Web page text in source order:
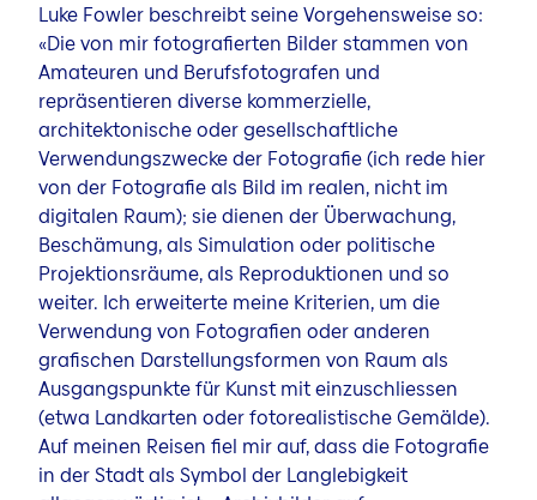
Luke Fowler beschreibt seine Vorgehensweise so:
«Die von mir fotografierten Bilder stammen von
Amateuren und Berufsfotografen und
repräsentieren diverse kommerzielle,
architektonische oder gesellschaftliche
Verwendungszwecke der Fotografie (ich rede hier
von der Fotografie als Bild im realen, nicht im
digitalen Raum); sie dienen der Überwachung,
Beschämung, als Simulation oder politische
Projektionsräume, als Reproduktionen und so
weiter. Ich erweiterte meine Kriterien, um die
Verwendung von Fotografien oder anderen
grafischen Darstellungsformen von Raum als
Ausgangspunkte für Kunst mit einzuschliessen
(etwa Landkarten oder fotorealistische Gemälde).
Auf meinen Reisen fiel mir auf, dass die Fotografie
in der Stadt als Symbol der Langlebigkeit